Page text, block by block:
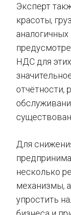
Эксперт
красоты,
НДС для
отчётности,
Для
несколько
механизмы,
упростить